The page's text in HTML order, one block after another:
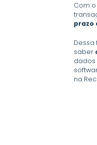
Com
prazo
Dessa
saber
dados
na